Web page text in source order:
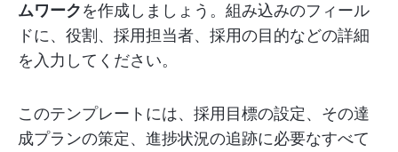
ムワークを作成しましょう。組み込みのフィール
ドに、役割、採用担当者、採用の目的などの詳細
を入力してください。
このテンプレートには、採用目標の設定、その達
成プランの策定、進捗状況の追跡に必要なすべて